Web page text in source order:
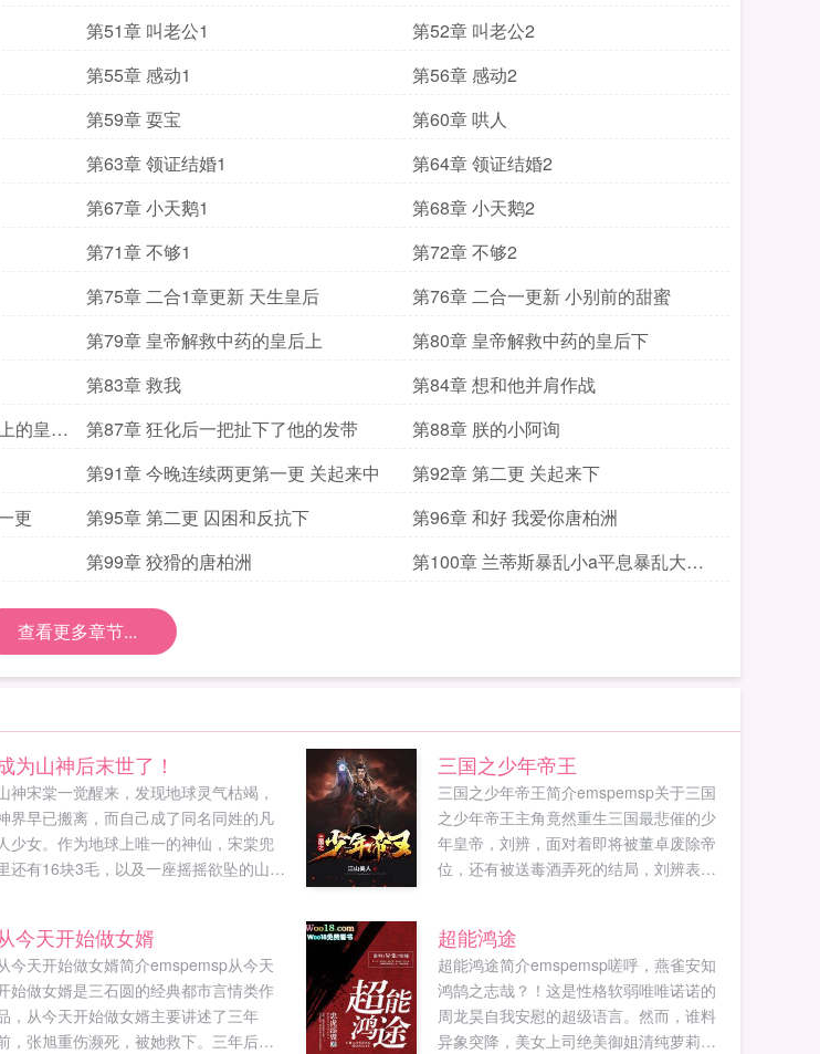
加油
第51章 叫老公1
第52章 叫老公2
第55章 感动1
第56章 感动2
第59章 耍宝
第60章 哄人
第63章 领证结婚1
第64章 领证结婚2
第67章 小天鹅1
第68章 小天鹅2
第71章 不够1
第72章 不够2
第75章 二合1章更新 天生皇后
第76章 二合一更新 小别前的甜蜜
第79章 皇帝解救中药的皇后上
第80章 皇帝解救中药的皇后下
第83章 救我
第84章 想和他并肩作战
的皇后
第87章 狂化后一把扯下了他的发带
第88章 朕的小阿询
第91章 今晚连续两更第一更 关起来中
第92章 第二更 关起来下
更 第95章 第二更 囚困和反抗下
第96章 和好 我爱你唐柏洲
第99章 狡猾的唐柏洲
第100章 兰蒂斯暴乱小a平息暴乱大放
查看更多章节...
为山神后末世了！
神宋棠一觉醒来，发现地球灵气枯竭，
界早已搬离，而自己成了同名同姓的凡
少女。作为地球上唯一的神仙，宋棠兜
还有16块3毛，以及一座摇摇欲坠的山神
说的话我半个字都不信！宋棠你的杀了
订单已送达，请躲好。某老鬼我要求...
三国之少年帝王
三国之少年帝王简介emspemsp关于三国
之少年帝王主角竟然重生三国最悲催的少
年皇帝，刘辨，面对着即将被董卓废除帝
位，还有被送毒酒弄死的结局，刘辨表示
今天开始做女婿
今天开始做女婿简介emspemsp从今天
始做女婿是三石圆的经典都市言情类作
，从今天开始做女婿主要讲述了三年
，张旭重伤濒死，被她救下。三年后，
超能鸿途
超能鸿途简介emspemsp嗟呼，燕雀安知
鸿鹄之志哉？！这是性格软弱唯唯诺诺的
周龙昊自我安慰的超级语言。然而，谁料
异象突降，美女上司绝美御姐清纯萝莉神